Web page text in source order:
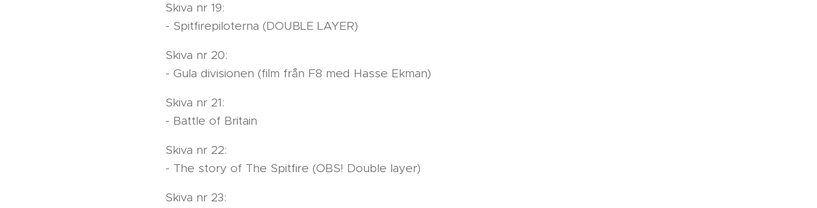
Skiva nr 19:
- Spitfirepiloterna (DOUBLE LAYER)
Skiva nr 20:
- Gula divisionen (film från F8 med Hasse Ekman)
Skiva nr 21:
- Battle of Britain
Skiva nr 22:
- The story of The Spitfire (OBS! Double layer)
Skiva nr 23: